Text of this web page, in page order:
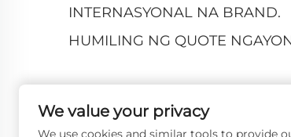
ginagawa itong perpektong
Isa sa pinakamalaking kalamangan
nakahanay ang leeg, na
INTERNASYONAL NA BRAND.
HUMILING NG QUOTE
We value your privacy
We use cookies and similar tools to provide